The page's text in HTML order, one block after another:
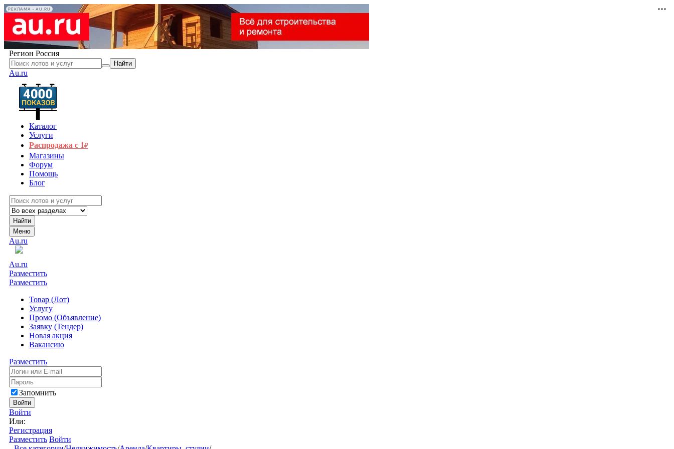
РЕКЛАМА • AU.RU
Регион Россия
Найти
Au.ru
Каталог
Услуги
Распродажа с 1₽
Магазины
Форум
Помощь
Блог
Найти
Меню
Au.ru
Au.ru
Разместить
Разместить
Товар (Лот)
Услугу
Промо (Объявление)
Заявку (Тендер)
Новая акция
Вакансию
Разместить
Запомнить
Войти
Войти
Или:
Регистрация
Разместить Войти